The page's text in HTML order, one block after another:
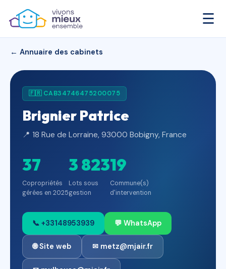
☰
← Annuaire des cabinets
🇫🇷 CAB34746475200075
Brignier Patrice
📍 18 Rue de Lorraine, 93000 Bobigny, France
37
Copropriétés
gérées en 2025
3 823
Lots sous
gestion
19
Commune(s)
d'intervention
📞 +33148953939 💬 WhatsApp
🌐 Site web ✉ metz@mjair.fr